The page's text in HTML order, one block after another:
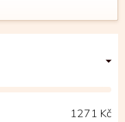
1271 Kč